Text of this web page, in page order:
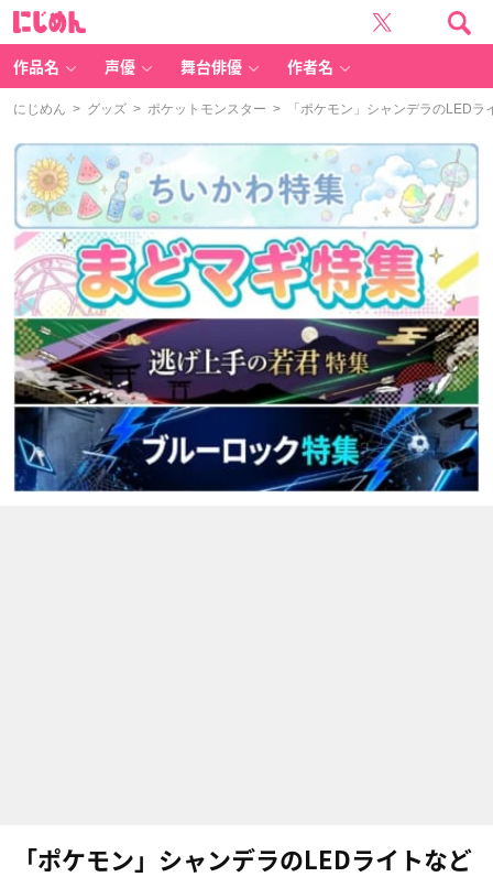
作品名 声優 舞台俳優 作者名
にじめん > グッズ > ポケットモンスター > 「ポケモン」シャンデラのLEDラ
「ポケモン」シャンデラのLEDライトなど